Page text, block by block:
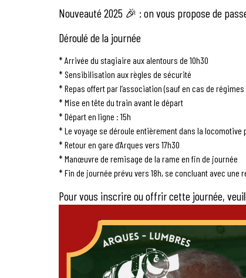
Nouveauté 2025 🎉 : on vous propose de
Déroulé de la journée
* Arrivée du stagiaire aux alentours de 10h30
* Sensibilisation aux règles de sécurité
* Repas offert par l’association (sauf en cas de
* Mise en tête du train avant le départ
* Départ en ligne : 15h
* Le voyage se déroule entièrement dans la
* Retour en gare d’Arques vers 17h30
* Manœuvre de remisage de la rame en fin de journée
* Fin de journée prévu vers 18h, se concluant avec une
Pour vous inscrire ou offrir cette journée,